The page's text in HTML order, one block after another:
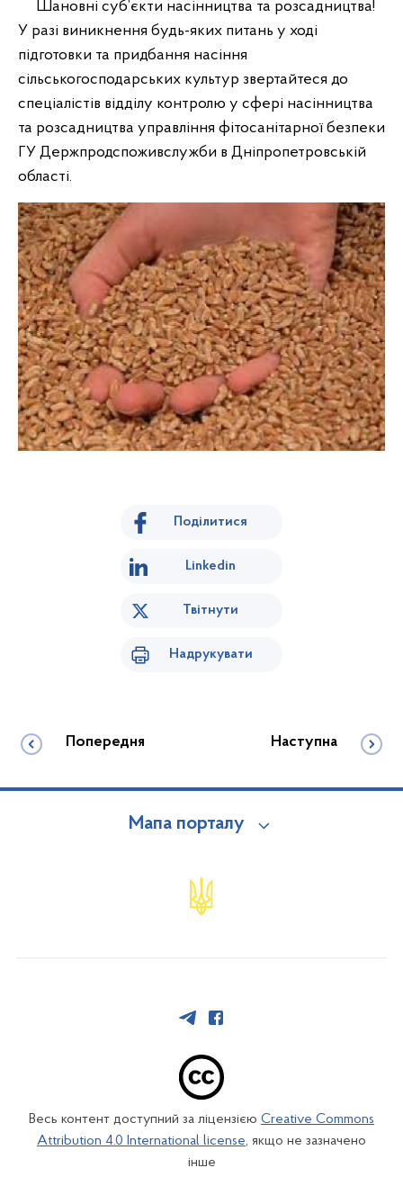
Шановні суб’єкти насінництва та розсадництва!
У разі виникнення будь-яких питань у ході
підготовки та придбання насіння
сільськогосподарських культур звертайтеся до
спеціалістів відділу контролю у сфері насінництва
та розсадництва управління фітосанітарної безпеки
ГУ Держпродспоживслужби в Дніпропетровській
області.
Поділитися
Linkedin
Твітнути
Надрукувати
Попередня Наступна
Мапа порталу
Весь контент доступний за ліцензією Creative Commons
Attribution 4.0 International license, якщо не зазначено
інше